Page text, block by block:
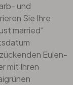
und
Sie Ihre
married“
Eulen-
mit Ihren